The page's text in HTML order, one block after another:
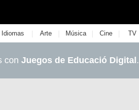
Idiomas | Arte | Música | Cine | TV
con Juegos de Educació Digital .